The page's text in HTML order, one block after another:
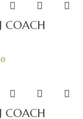
COACH
COACH